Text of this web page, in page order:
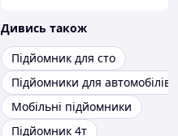
Дивись також
Підйомник для сто
Підйомники для автомобілів
Мобільні підйомники
Підйомник 4т